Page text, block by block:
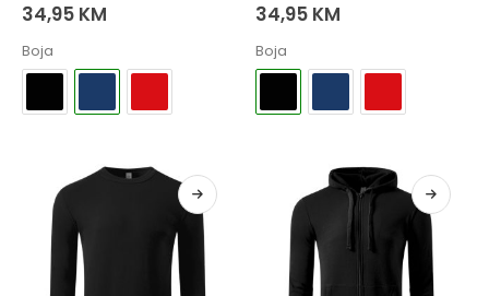
34,95 KM
Boja
34,95 KM
Boja